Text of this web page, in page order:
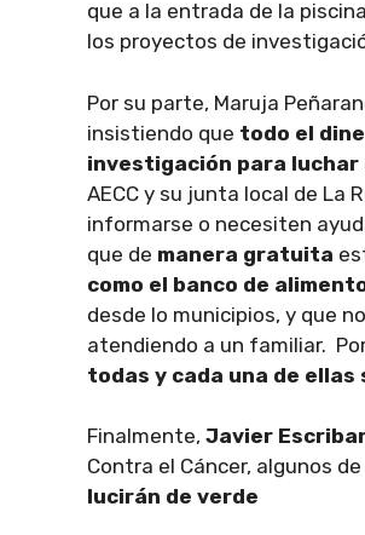
que a la entrada de la
los proyectos de
Por su parte, Maruja
insistiendo que todo el
investigación para luchar
AECC y su junta local de La
informarse o necesiten
que de manera gratuita
como el banco de
desde lo municipios, y que
atendiendo a un familiar.
todas y cada una de ellas
Finalmente, Javier
Contra el Cáncer, algunos de
lucirán de verde